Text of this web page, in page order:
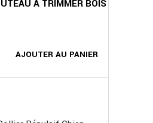
AJOUTER AU PANIER
A TRIMMER BOIS